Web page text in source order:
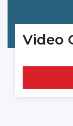
Video